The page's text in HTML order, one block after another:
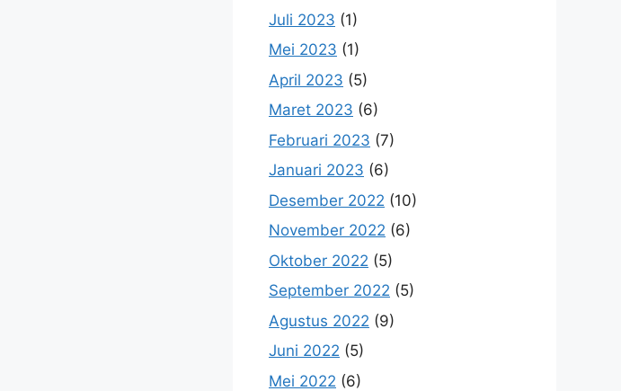
Juli 2023 (1)
Mei 2023 (1)
April 2023 (5)
Maret 2023 (6)
Februari 2023 (7)
Januari 2023 (6)
Desember 2022 (10)
November 2022 (6)
Oktober 2022 (5)
September 2022 (5)
Agustus 2022 (9)
Juni 2022 (5)
Mei 2022 (6)